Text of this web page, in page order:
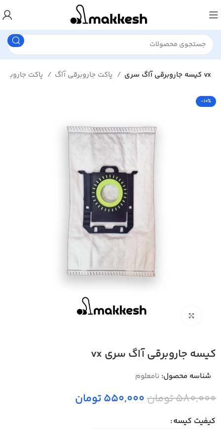
کیسه جاروبرقی آاگ سری vx
-10%
بزرگنمایی تصویر
کیسه جاروبرقی آاگ سری vx
شناسه محصول: نامعلوم
580,000 تومان 550,000 تومان
کیفیت کیسه